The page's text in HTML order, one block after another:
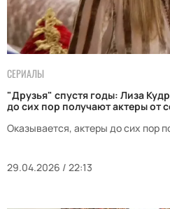
СЕРИАЛЫ
"Друзья" спустя годы: Лиза
до сих пор получают актеры от
Оказывается, актеры до сих пор
29.04.2026 / 22:13